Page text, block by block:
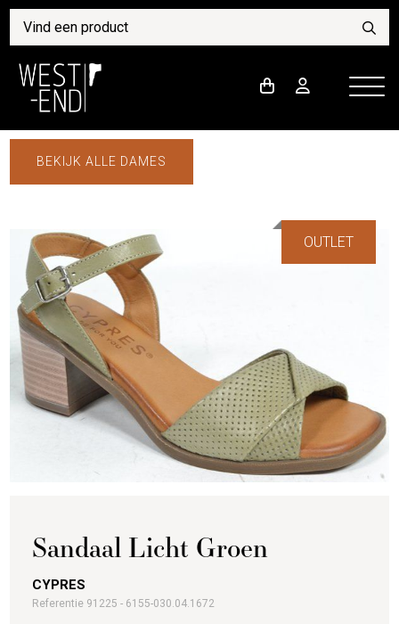
BEKIJK ALLE DAMES
OUTLET
Sandaal Licht Groen
CYPRES
Referentie 91225 - 6155-030.04.1672